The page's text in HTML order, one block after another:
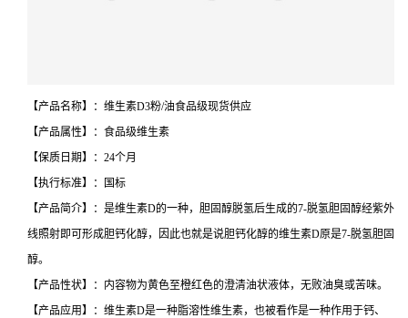
【产品名称】：维生素D3粉/油食品级现货供应
【产品属性】：食品级维生素
【保质日期】：24个月
【执行标准】：国标
【产品简介】：是维生素D的一种，胆固醇脱氢后生成的7-脱氢胆固醇经紫外
线照射即可形成胆钙化醇，因此也就是说胆钙化醇的维生素D原是7-脱氢胆固
醇。
【产品性状】：内容物为黄色至橙红色的澄清油状液体，无败油臭或苦味。
【产品应用】：维生素D是一种脂溶性维生素，也被看作是一种作用于钙、